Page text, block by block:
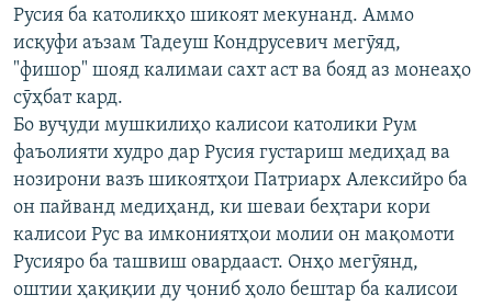
Русия ба католикҳо шикоят мекунанд. Аммо
исқуфи аъзам Тадеуш Кондрусевич мегӯяд,
"фишор" шояд калимаи сахт аст ва бояд аз монеаҳо
сӯҳбат кард.
Бо вуҷуди мушкилиҳо калисои католики Рум
фаъолияти худро дар Русия густариш медиҳад ва
нозирони вазъ шикоятҳои Патриарх Алексийро ба
он пайванд медиҳанд, ки шеваи беҳтари кори
калисои Рус ва имкониятҳои молии он мақомоти
Русияро ба ташвиш овардааст. Онҳо мегӯянд,
оштии ҳақиқии ду ҷониб ҳоло бештар ба калисои